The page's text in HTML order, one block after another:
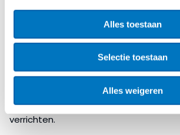
Alles toestaan
Selectie toestaan
Alles weigeren
Hof van Justitie in het arrestTrijber &
). Het Hof
vergunningen niet voor onbepaalde tijd
worden verleend wanneer het aantal
vergunningen beperkt is. Het stellen
geldigheidsduur waarborgt ook dat
bestaande vergunninghouders de
onder die vergunning vallende
verrichten.